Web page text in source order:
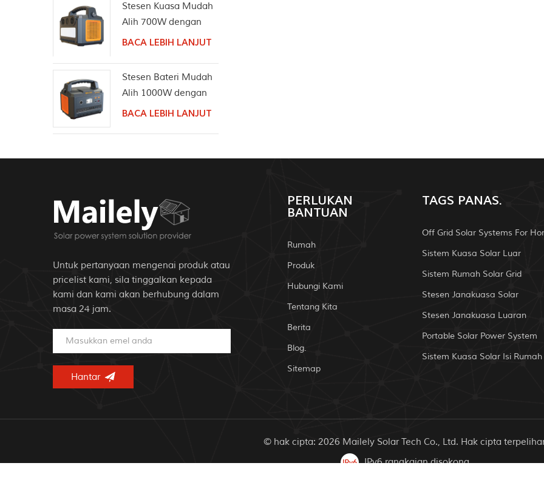
Stesen Kuasa Mudah
Alih 700W dengan
Pembesar Suara
BACA LEBIH LANJUT
Stesen Bateri Mudah
Alih 1000W dengan
Pembesar Suara
BACA LEBIH LANJUT
Untuk pertanyaan mengenai produk atau
pricelist kami, sila tinggalkan kepada
kami dan kami akan berhubung dalam
masa 24 jam.
PERLUKAN
BANTUAN
Rumah
Produk
Hubungi Kami
Tentang Kita
Berita
Blog.
Sitemap
TAGS PANAS.
Off Grid Solar Systems For
Sistem Kuasa Solar Luar
Sistem Rumah Solar Grid
Stesen Janakuasa Solar
Stesen Janakuasa Luaran
Portable Solar Power System
Sistem Kuasa Solar Isi Rumah
© hak cipta: 2026 Mailely Solar Tech Co., Ltd. Hak cipta
IPv6 rangkaian disokong